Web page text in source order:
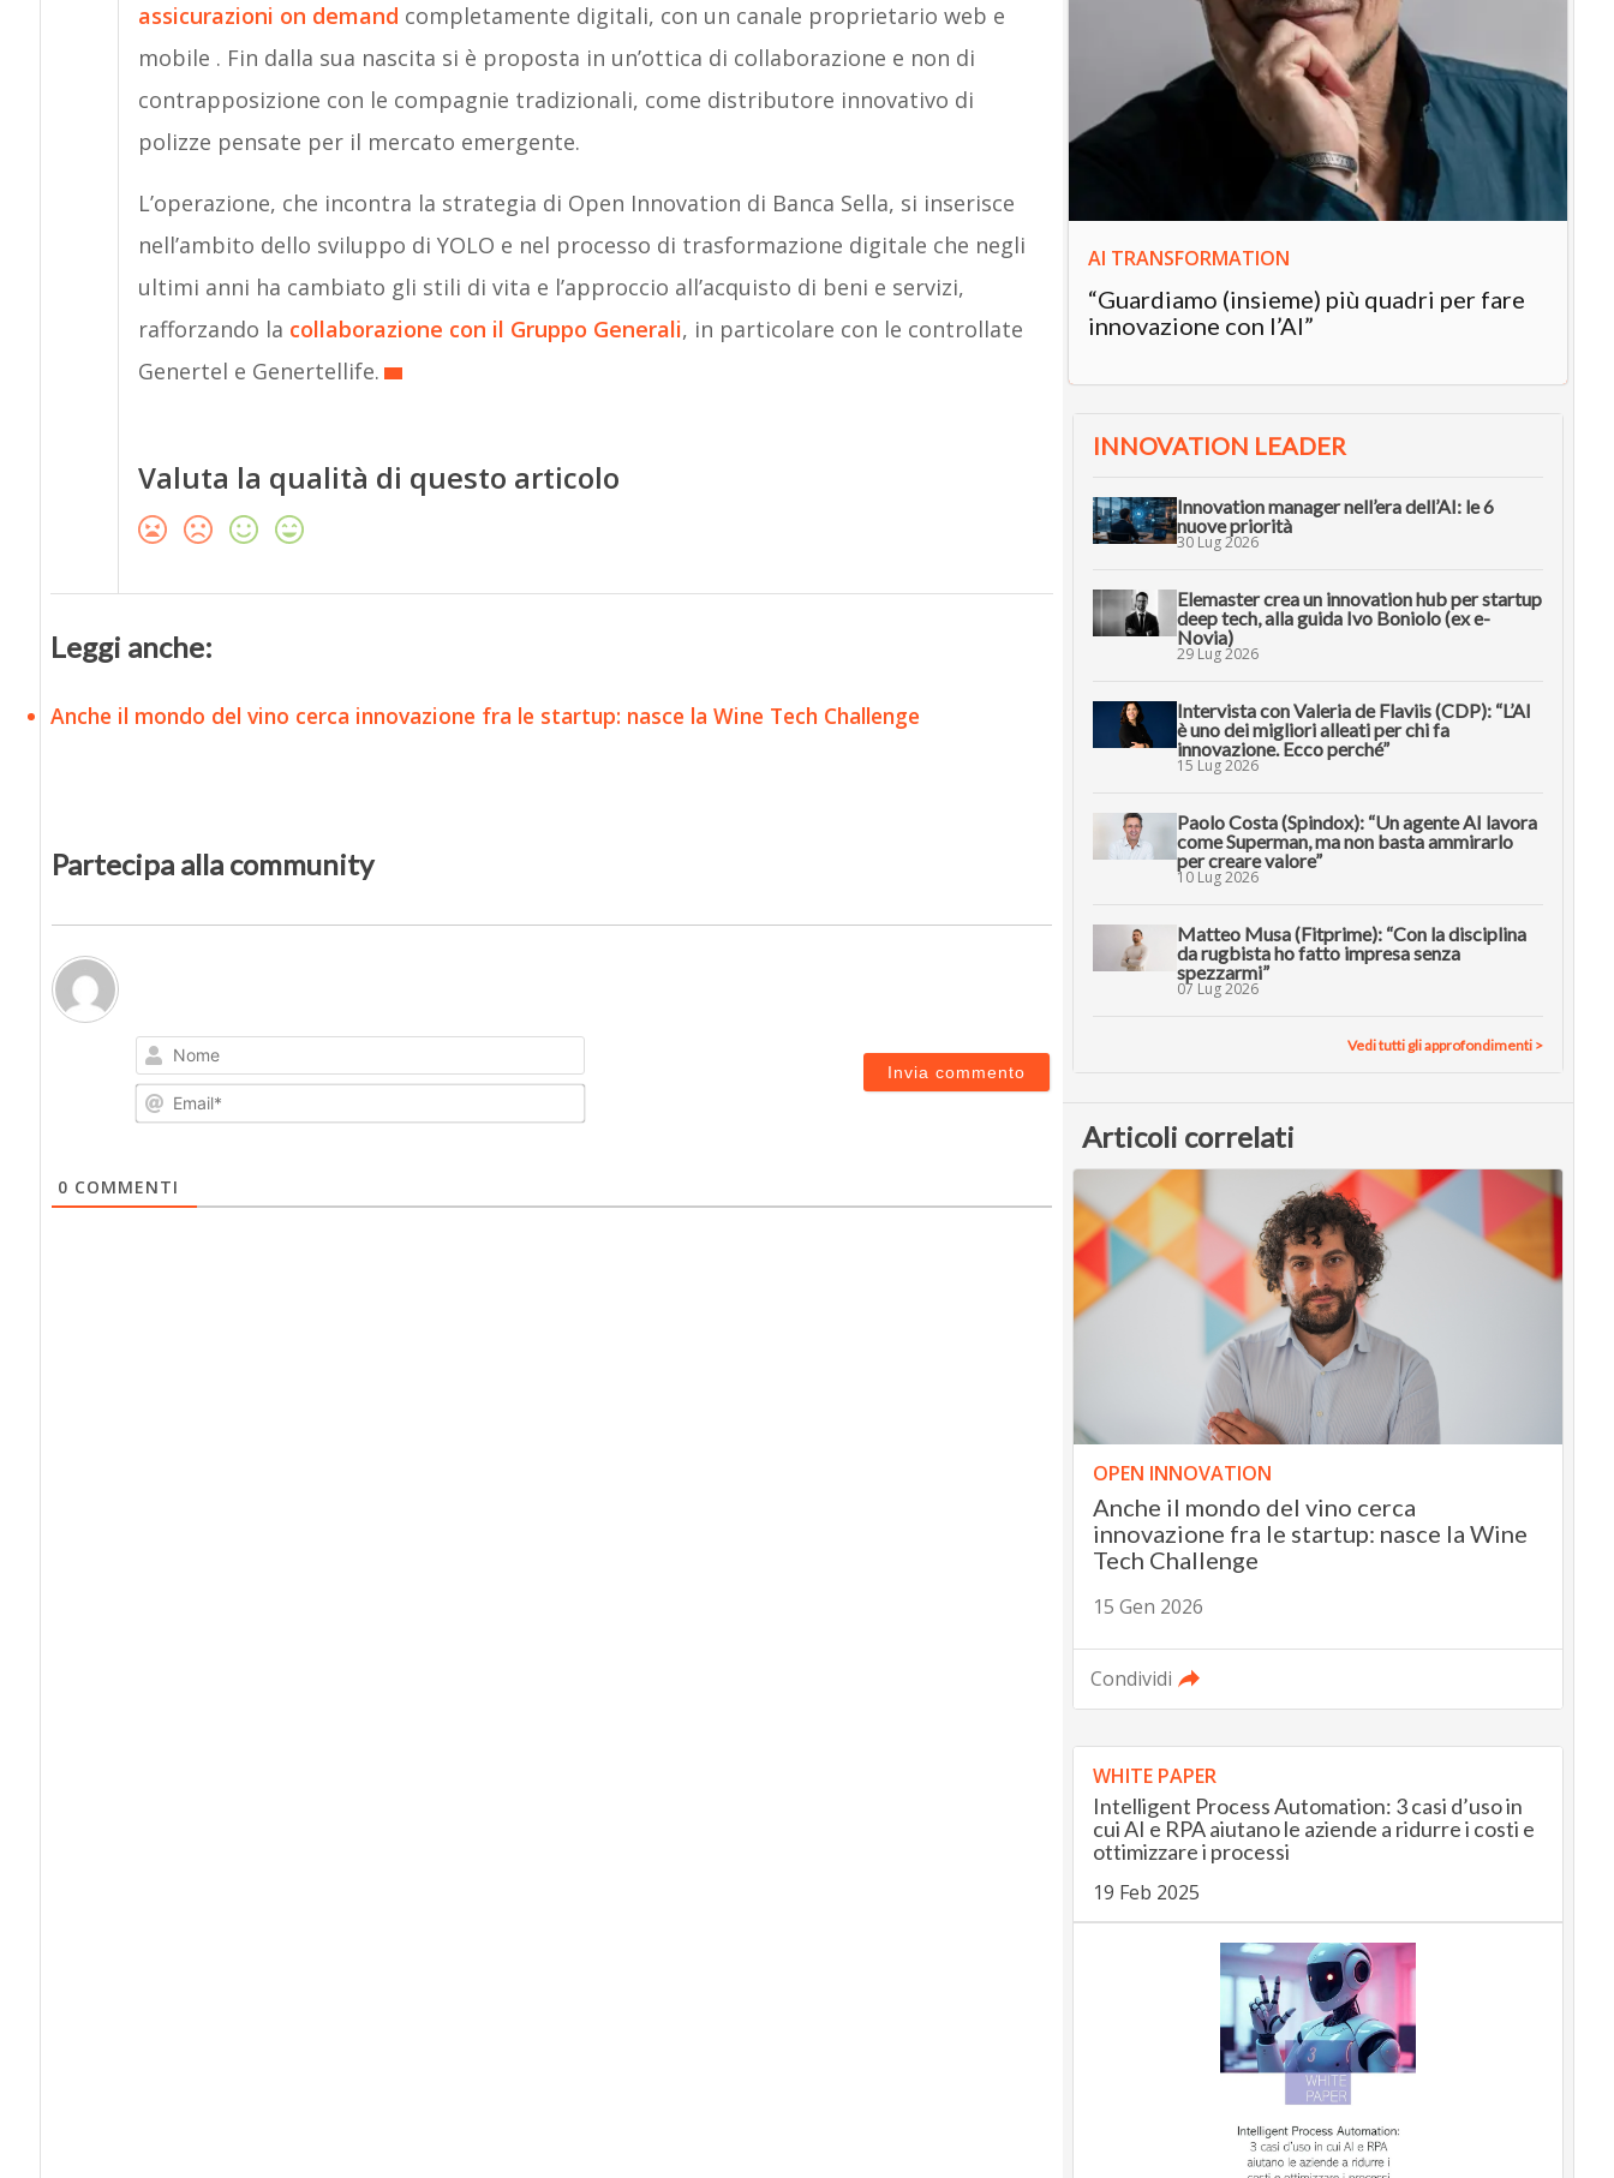
assicurazioni on demand completamente digitali, con un canale proprietario web e
mobile . Fin dalla sua nascita si è proposta in un’ottica di collaborazione e non di
contrapposizione con le compagnie tradizionali, come distributore innovativo di
polizze pensate per il mercato emergente.
L’operazione, che incontra la strategia di Open Innovation di Banca Sella, si inserisce
nell’ambito dello sviluppo di YOLO e nel processo di trasformazione digitale che negli
ultimi anni ha cambiato gli stili di vita e l’approccio all’acquisto di beni e servizi,
rafforzando la collaborazione con il Gruppo Generali, in particolare con le controllate
Genertel e Genertellife.
Valuta la qualità di questo articolo
Leggi anche:
Anche il mondo del vino cerca innovazione fra le startup: nasce la Wine Tech Challenge
Partecipa alla community
Nome
Email*
0 COMMENTI
AI TRANSFORMATION
“Guardiamo (insieme) più quadri per fare
innovazione con l’AI”
INNOVATION LEADER
Innovation manager nell’era dell’AI: le 6
nuove priorità
30 Lug 2026
Elemaster crea un innovation hub per startup
deep tech, alla guida Ivo Boniolo (ex e-
Novia)
29 Lug 2026
Intervista con Valeria de Flaviis (CDP): “L’AI
è uno dei migliori alleati per chi fa
innovazione. Ecco perché”
15 Lug 2026
Paolo Costa (Spindox): “Un agente AI lavora
come Superman, ma non basta ammirarlo
per creare valore”
10 Lug 2026
Matteo Musa (Fitprime): “Con la disciplina
da rugbista ho fatto impresa senza
spezzarmi”
07 Lug 2026
Vedi tutti gli approfondimenti >
Articoli correlati
OPEN INNOVATION
Anche il mondo del vino cerca
innovazione fra le startup: nasce la Wine
Tech Challenge
15 Gen 2026
Condividi
WHITE PAPER
Intelligent Process Automation: 3 casi d’uso in
cui AI e RPA aiutano le aziende a ridurre i costi e
ottimizzare i processi
19 Feb 2025